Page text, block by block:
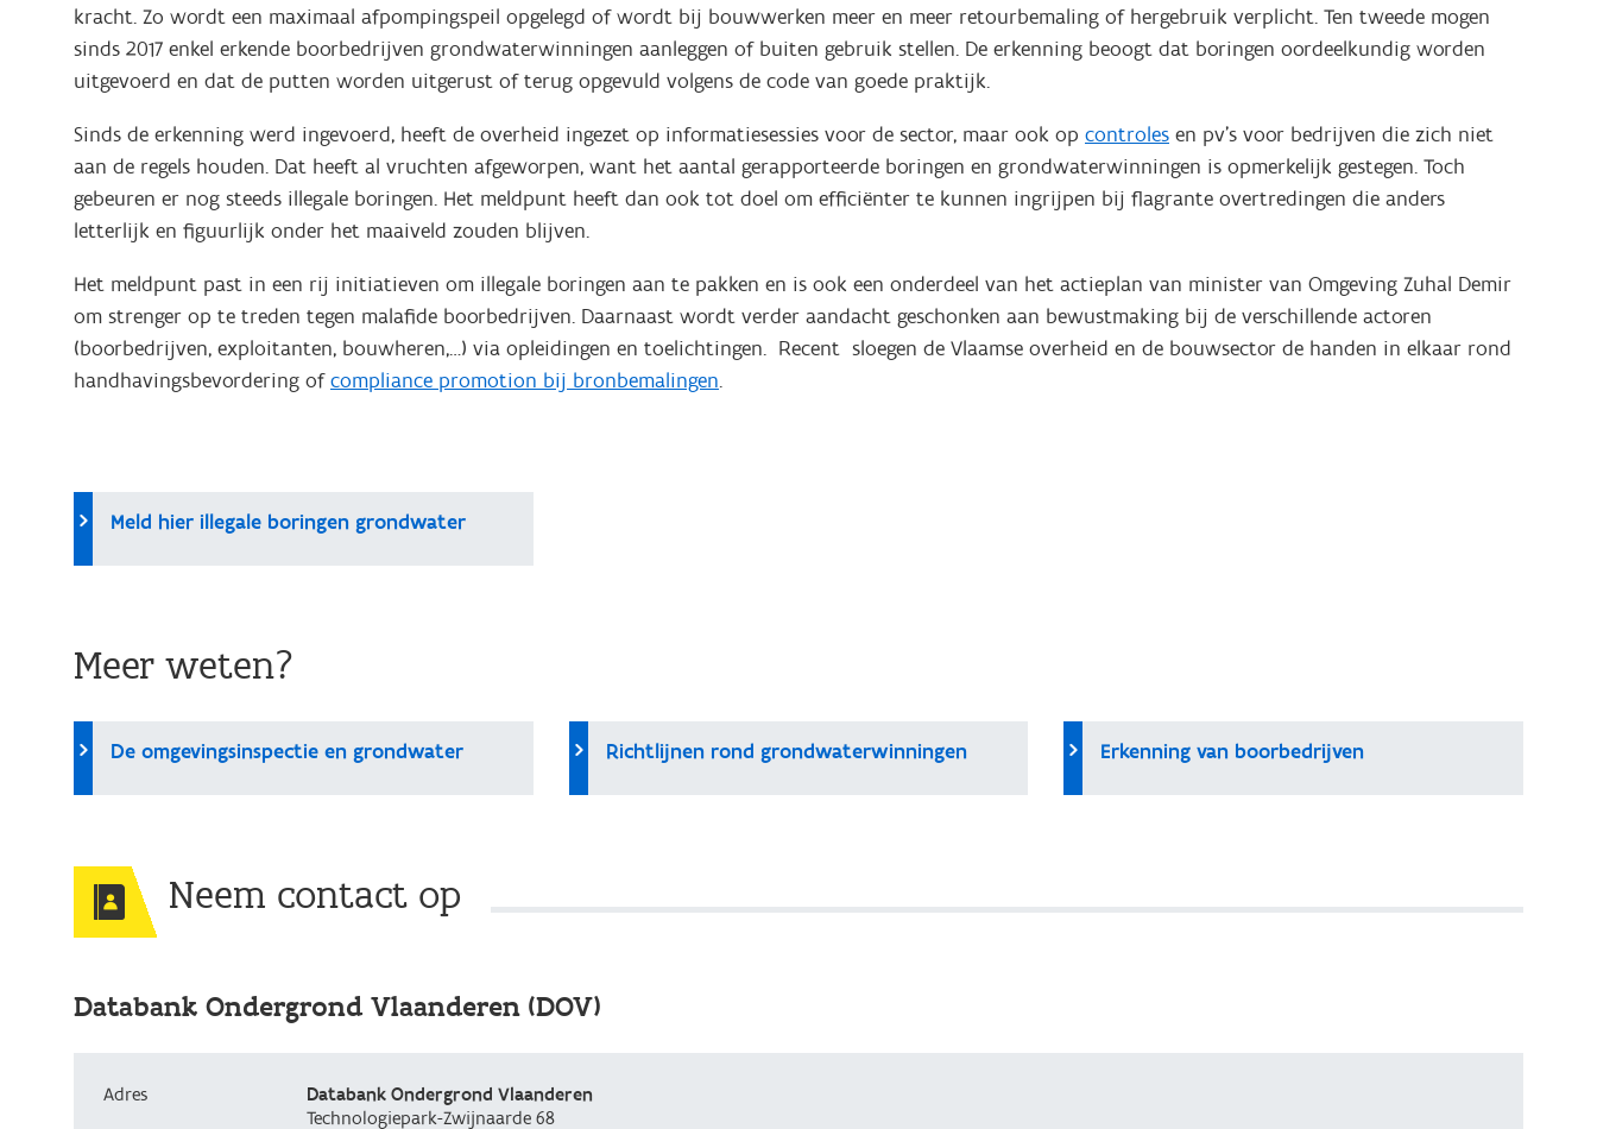
kracht. Zo wordt een maximaal afpompingspeil opgelegd of wordt bij bouwwerken meer en meer retourbemaling of hergebruik verplicht. Ten tweede mogen
sinds 2017 enkel erkende boorbedrijven grondwaterwinningen aanleggen of buiten gebruik stellen. De erkenning beoogt dat boringen oordeelkundig worden
uitgevoerd en dat de putten worden uitgerust of terug opgevuld volgens de code van goede praktijk.
Sinds de erkenning werd ingevoerd, heeft de overheid ingezet op informatiesessies voor de sector, maar ook op controles en pv’s voor bedrijven die zich niet
aan de regels houden. Dat heeft al vruchten afgeworpen, want het aantal gerapporteerde boringen en grondwaterwinningen is opmerkelijk gestegen. Toch
gebeuren er nog steeds illegale boringen. Het meldpunt heeft dan ook tot doel om efficiënter te kunnen ingrijpen bij flagrante overtredingen die anders
letterlijk en figuurlijk onder het maaiveld zouden blijven.
Het meldpunt past in een rij initiatieven om illegale boringen aan te pakken en is ook een onderdeel van het actieplan van minister van Omgeving Zuhal Demir
om strenger op te treden tegen malafide boorbedrijven. Daarnaast wordt verder aandacht geschonken aan bewustmaking bij de verschillende actoren
(boorbedrijven, exploitanten, bouwheren,…) via opleidingen en toelichtingen. Recent sloegen de Vlaamse overheid en de bouwsector de handen in elkaar rond
handhavingsbevordering ofcompliance promotion bij bronbemalingen.
Meld hier illegale boringen grondwater
Meer weten?
De omgevingsinspectie en grondwater Richtlijnen rond grondwaterwinningen Erkenning van boorbedrijven
Neem contact op
Databank Ondergrond Vlaanderen (DOV)
Adres
Databank Ondergrond Vlaanderen
Technologiepark-Zwijnaarde 68